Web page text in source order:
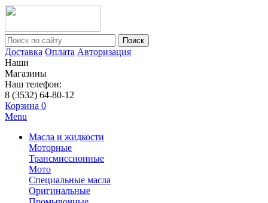
Поиск
Доставка Оплата Авторизация
Наши
Магазины
Наш телефон:
8 (3532) 64-80-12
Корзина 0
Menu
Масла и жидкости
Моторные
Трансмиссионные
Мото
Специальные масла
Оригинальные